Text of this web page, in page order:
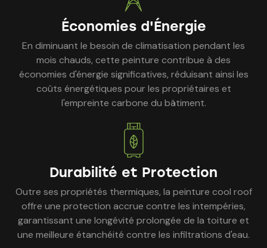
Économies d'Énergie
En diminuant le besoin de climatisation pendant les
mois chauds, cette peinture contribue à des
économies d'énergie significatives, réduisant ainsi les
coûts énergétiques pour les propriétaires et
l'empreinte carbone du bâtiment.
Durabilité et Protection
Outre ses propriétés thermiques, la peinture cool roof
offre une protection accrue contre les intempéries,
garantissant une longévité prolongée de la toiture et
une meilleure étanchéité contre les infiltrations d'eau.